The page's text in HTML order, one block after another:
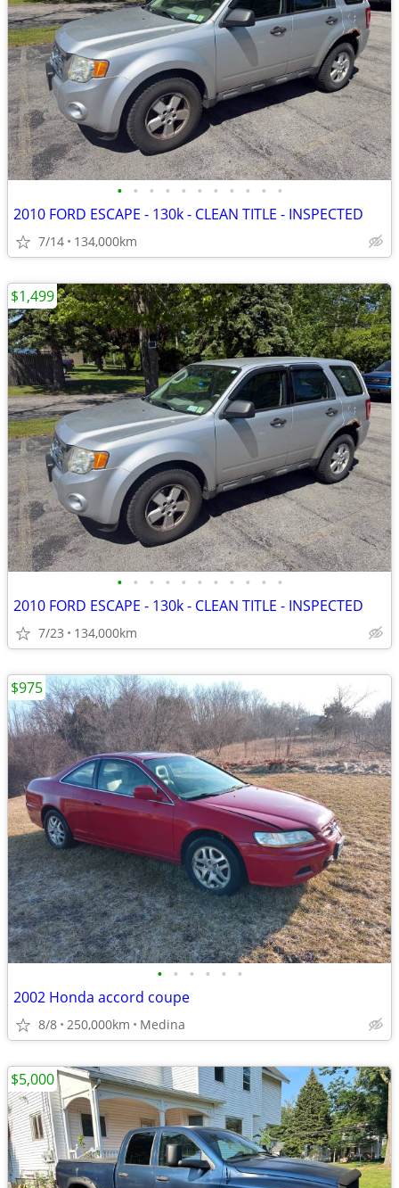
• • • • • • • • • • •
2010 FORD ESCAPE - 130k - CLEAN TITLE - INSPECTED
7/14 134,000km
• • • • • • • • • • •
2010 FORD ESCAPE - 130k - CLEAN TITLE - INSPECTED
7/23 134,000km
$1,499
• • • • • •
2002 Honda accord coupe
8/8 250,000km Medina
$975
$5,000